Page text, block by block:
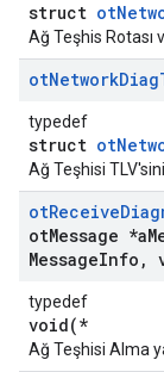
struct
Ağ Teşhis Rotası
otNetworkDiag
typedef
struct
Ağ Teşhisi
otReceive
otMessage *a
MessageInfo ,
typedef
void(*
Ağ Teşhisi Alma